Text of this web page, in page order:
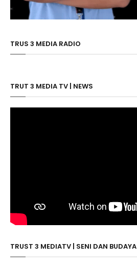
TRUS 3 MEDIA RADIO
TRUT 3 MEDIA TV | NEWS
TRUST 3 MEDIATV | SENI DAN BUDAYA